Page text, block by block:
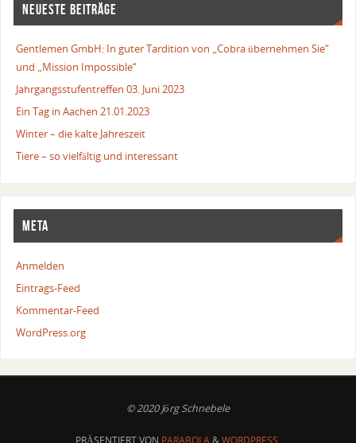
NEUESTE BEITRÄGE
Gentlemen GmbH: In guter Tardition von „Cobra übernehmen Sie“
und „Mission Impossible“
Jahrgangsstufentreffen 03. Juni 2023
Ein Tag in Aachen 21.01.2023
Winter – die kalte Jahreszeit
Tiere – so vielfältig und interessant
META
Anmelden
Eintrags-Feed
Kommentar-Feed
WordPress.org
© 2020 Jörg Schnebele
PRÄSENTIERT VON PARABOLA & WORDPRESS.